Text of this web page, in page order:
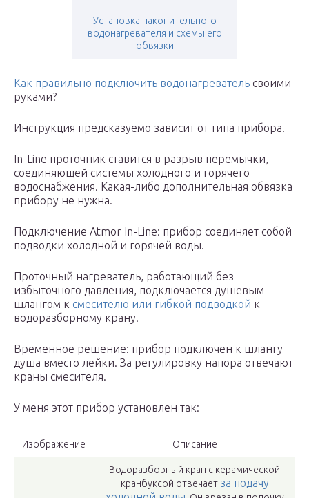
Установка накопительного
водонагревателя и схемы его
обвязки
Как правильно подключить водонагреватель своими
руками?
Инструкция предсказуемо зависит от типа прибора.
In-Line проточник ставится в разрыв перемычки,
соединяющей системы холодного и горячего
водоснабжения. Какая-либо дополнительная обвязка
прибору не нужна.
Подключение Atmor In-Line: прибор соединяет собой
подводки холодной и горячей воды.
Проточный нагреватель, работающий без
избыточного давления, подключается душевым
шлангом к смесителю или гибкой подводкой к
водоразборному крану.
Временное решение: прибор подключен к шлангу
душа вместо лейки. За регулировку напора отвечают
краны смесителя.
У меня этот прибор установлен так:
Изображение Описание
Водоразборный кран с керамической
кранбуксой отвечает за подачу